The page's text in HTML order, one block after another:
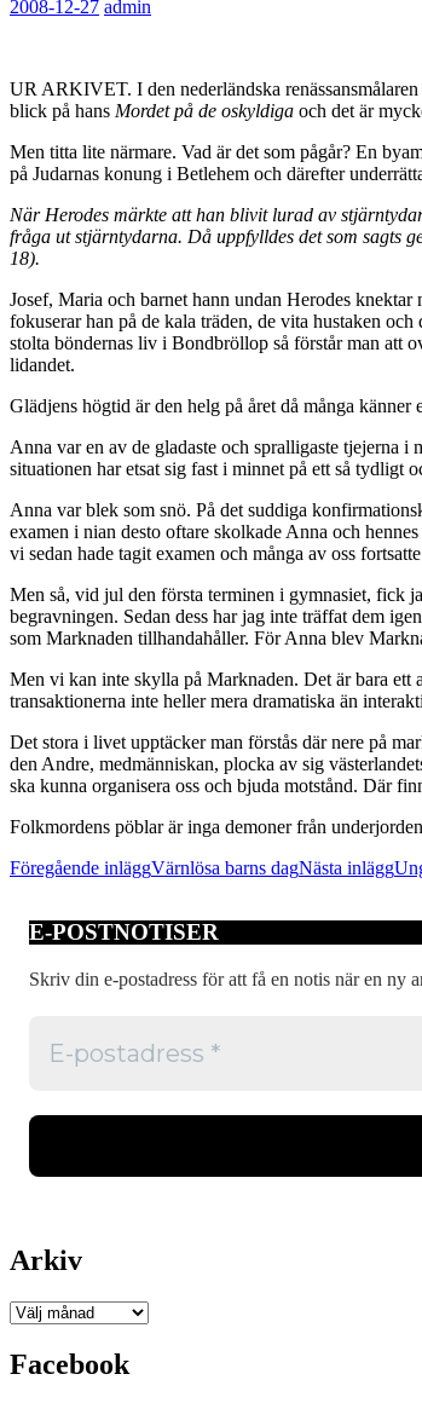
2008-12-27 admin
UR ARKIVET. I den nederländska
blick på hans Mordet på de oskyldiga och det är
Men titta lite närmare. Vad är det som pågår? En
på Judarnas konung i Betlehem och därefter
När Herodes märkte att han blivit lurad av
fråga ut stjärntydarna. Då uppfylldes det som sagts
18).
Josef, Maria och barnet hann undan Herodes
fokuserar han på de kala träden, de vita hustaken
stolta böndernas liv i Bondbröllop så förstår man att
lidandet.
Glädjens högtid är den helg på året då många
Anna var en av de gladaste och spralligaste tjejerna i
situationen har etsat sig fast i minnet på ett så tydligt
Anna var blek som snö. På det suddiga
examen i nian desto oftare skolkade Anna och
vi sedan hade tagit examen och många av oss
Men så, vid jul den första terminen i gymnasiet, fick
begravningen. Sedan dess har jag inte träffat dem
som Marknaden tillhandahåller. För Anna blev
Men vi kan inte skylla på Marknaden. Det är bara ett
transaktionerna inte heller mera dramatiska än
Det stora i livet upptäcker man förstås där nere på
den Andre, medmänniskan, plocka av sig
ska kunna organisera oss och bjuda motstånd. Där
Folkmordens pöblar är inga demoner från
Inläggsnavigering
Föregående inläggVärnlösa barns dagNästa inlägg
E-POSTNOTISER
Skriv din e-postadress för att få en notis när en ny
Arkiv
Arkiv
Facebook